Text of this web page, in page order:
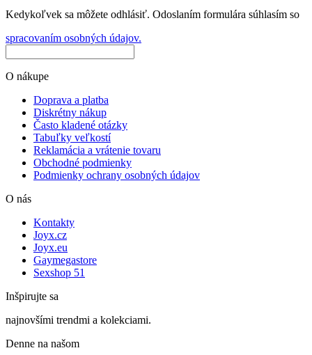
Kedykoľvek sa môžete odhlásiť. Odoslaním formulára súhlasím so
spracovaním osobných údajov.
O nákupe
Doprava a platba
Diskrétny nákup
Často kladené otázky
Tabuľky veľkostí
Reklamácia a vrátenie tovaru
Obchodné podmienky
Podmienky ochrany osobných údajov
O nás
Kontakty
Joyx.cz
Joyx.eu
Gaymegastore
Sexshop 51
Inšpirujte sa
najnovšími trendmi a kolekciami.
Denne na našom